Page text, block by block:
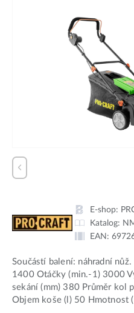
E-shop:
Katalog:
EAN:
Součástí balení: náhradní
1400 Otáčky (min.-1) 3000
sekání (mm) 380 Průměr kol
Objem koše (l) 50 Hmotnost